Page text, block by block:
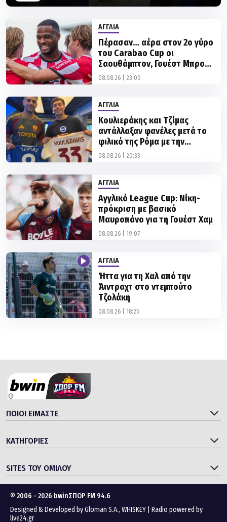
ΑΓΓΛΙΑ
του Carabao Cup οι
Σαουθάμπτον, Γουέστ Μπρομ
και Τσάρλτον
08.08.26 | 23:00
αντάλλαξαν φανέλες μετά το
φιλικό της Ρόμα με την
Μπράιτον
08.08.26 | 20:33
πρόκριση με βασικό
Μαυροπάνο για τη Γουέστ Χαμ
08.08.26 | 19:07
Άιντραχτ στο ντεμπούτο
Τζολάκη
08.08.26 | 18:25
ΠΟΙΟΙ ΕΙΜΑΣΤΕ
ΚΑΤΗΓΟΡΙΕΣ
SITES ΤΟΥ ΟΜΙΛΟΥ
© 2006 - 2026 bwinΣΠΟΡ FM 94.6
live24.gr